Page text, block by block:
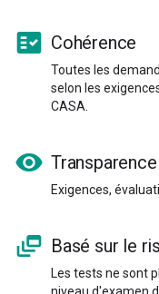
fact_check Cohérence
Toutes les
selon les
CASA.
visibility Transparence
Exigences,
dynamic_feed Basé sur le
Les tests ne sont